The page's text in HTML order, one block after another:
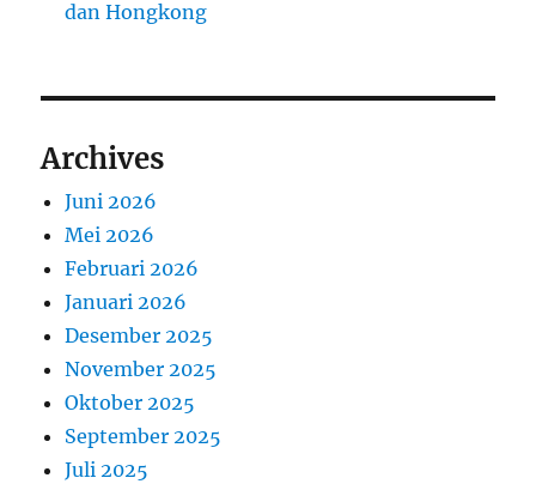
dan Hongkong
Archives
Juni 2026
Mei 2026
Februari 2026
Januari 2026
Desember 2025
November 2025
Oktober 2025
September 2025
Juli 2025